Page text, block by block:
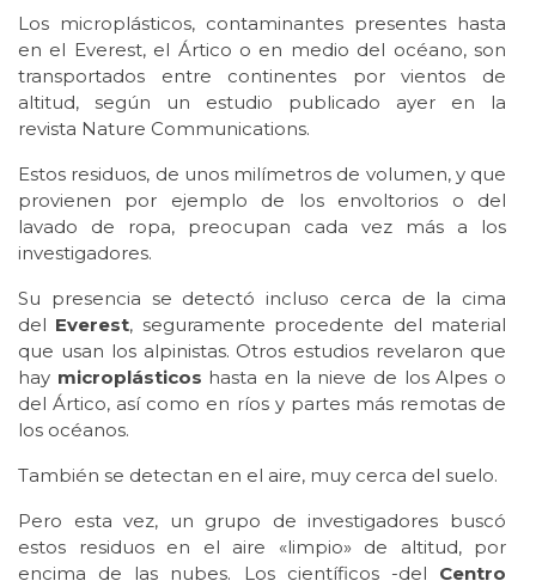
Los microplásticos, contaminantes presentes hasta
en el Everest, el Ártico o en medio del océano, son
transportados entre continentes por vientos de
altitud, según un estudio publicado ayer en la
revista Nature Communications.
Estos residuos, de unos milímetros de volumen, y que
provienen por ejemplo de los envoltorios o del
lavado de ropa, preocupan cada vez más a los
investigadores.
Su presencia se detectó incluso cerca de la cima
del Everest, seguramente procedente del material
que usan los alpinistas. Otros estudios revelaron que
hay microplásticos hasta en la nieve de los Alpes o
del Ártico, así como en ríos y partes más remotas de
los océanos.
También se detectan en el aire, muy cerca del suelo.
Pero esta vez, un grupo de investigadores buscó
estos residuos en el aire «limpio» de altitud, por
encima de las nubes. Los científicos -del Centro